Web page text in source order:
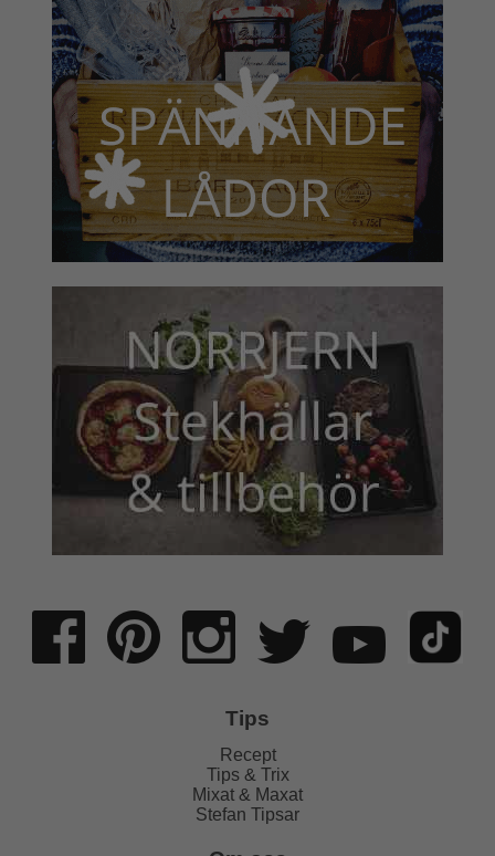
Tips
Recept
Tips & Trix
Mixat & Maxat
Stefan Tipsar